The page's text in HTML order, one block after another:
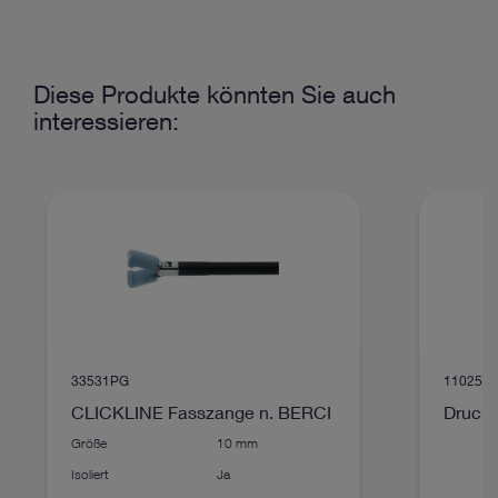
Flexible Video-Choledochoskope
Download file_download
DOKUMENT
Diese Produkte könnten Sie auch
interessieren:
33531PG
CLICKLINE Fasszange n. BERCI
Größe
10 mm
Isoliert
Ja
11025E